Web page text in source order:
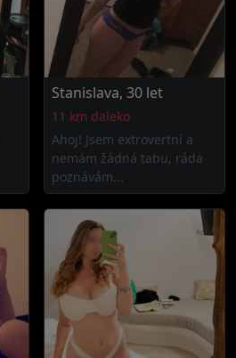
Stanislava, 30 let
11 km daleko
Ahoj! Jsem extrovertní a
nemám žádná tabu, ráda
poznávám...